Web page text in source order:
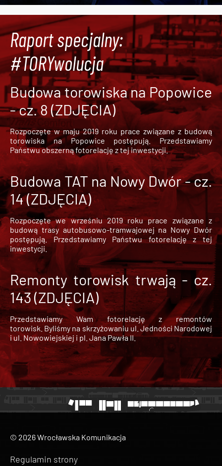
Raport specjalny:
#TORYwolucja
Budowa torowiska na Popowice
- cz. 8 (ZDJĘCIA)
Rozpoczęte w maju 2019 roku prace związane z budową
torowiska na Popowice
postępują. Przedstawiamy
Państwu obszerną fotorelację z tej inwestycji.
Budowa TAT na Nowy Dwór - cz.
14 (ZDJĘCIA)
Rozpoczęte we wrześniu 2019 roku prace związane z
budową trasy autobusowo-tramwajowej na Nowy Dwór
postępują. Przedstawiamy Państwu fotorelację z tej
inwestycji.
Remonty torowisk trwają - cz.
143 (ZDJĘCIA)
Przedstawiamy Wam fotorelację z remontów
torowisk. Byliśmy na skrzyżowaniu ul. Jedności Narodowej
i ul. Nowowiejskiej i pl. Jana Pawła II.
© 2026 Wrocławska Komunikacja
Regulamin strony